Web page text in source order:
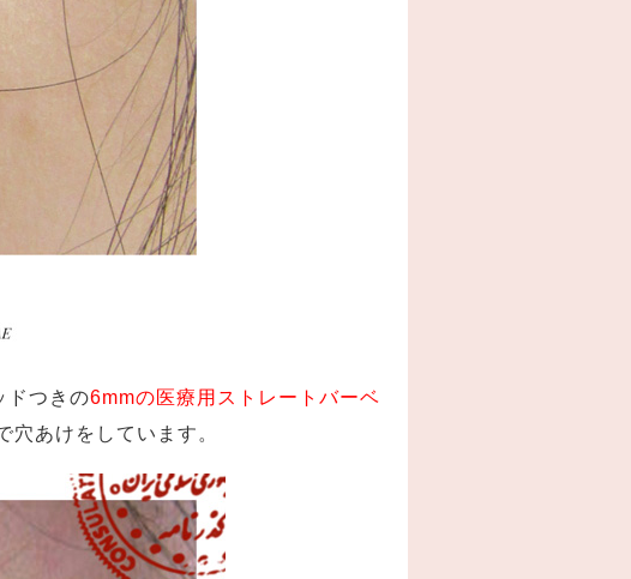
ドつきの6mmの医療用ストレートバーベ
穴あけをしています。